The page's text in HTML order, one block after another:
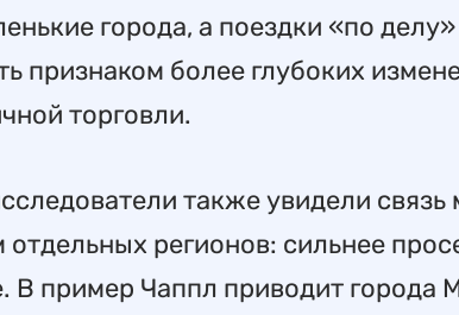
города, а поездки «по
признаком более глубоких
торговли.
также увидели
регионов: сильнее
В пример Чаппл приводит города